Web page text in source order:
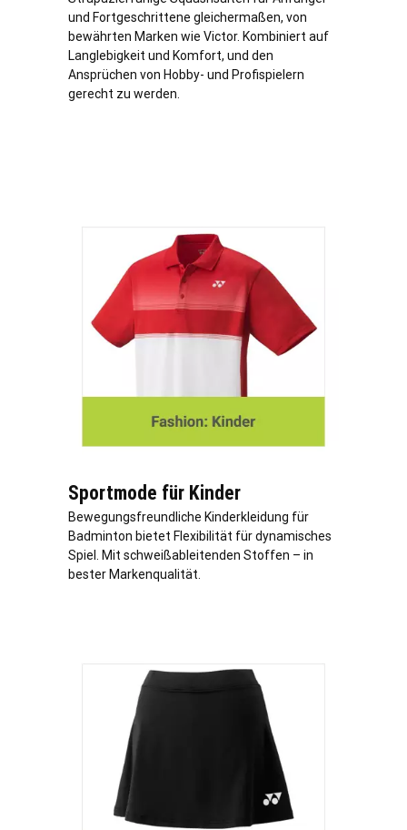
und Fortgeschrittene gleichermaßen, von
bewährten Marken wie Victor. Kombiniert auf
Langlebigkeit und Komfort, und den
Ansprüchen von Hobby- und Profispielern
gerecht zu werden.
Sportmode für Kinder
Bewegungsfreundliche Kinderkleidung für
Badminton bietet Flexibilität für dynamisches
Spiel. Mit schweißableitenden Stoffen – in
bester Markenqualität.